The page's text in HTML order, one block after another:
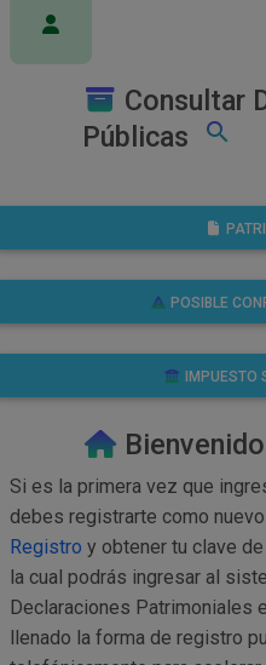
Consultar
Públicas
search
POSIBLE
IMPUESTO
Bienvenido
Si es la primera vez que
debes registrarte como
Registro y obtener tu clave
la cual podrás ingresar al
Declaraciones Patrimoniales
llenado la forma de registro